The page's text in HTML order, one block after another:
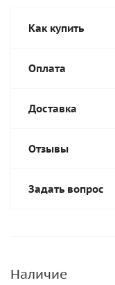
Как купить
Оплата
Доставка
Отзывы
Задать вопрос
Наличие